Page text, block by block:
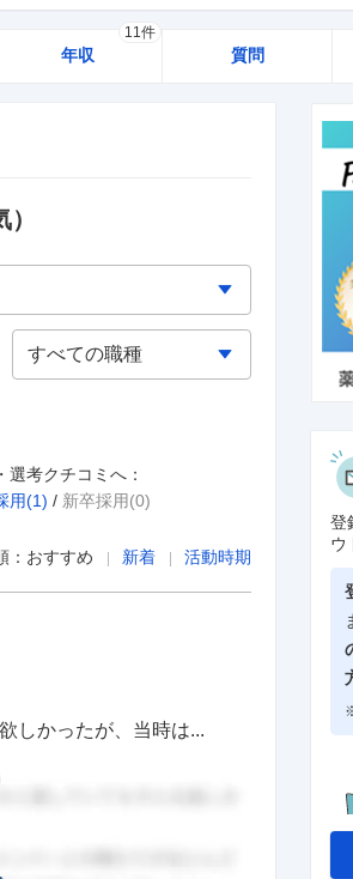
年収
11件
質問
選考クチコミへ：
用(1) / 新卒採用(0)
： おすすめ 新着 活動時期
しかったが、当時は...
登
ウ